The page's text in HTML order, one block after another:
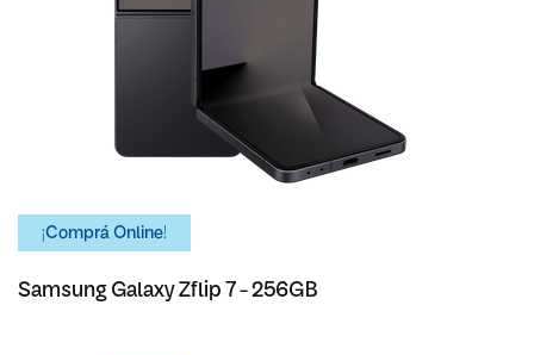
¡Comprá Online!
Samsung Galaxy Zflip 7 - 256GB